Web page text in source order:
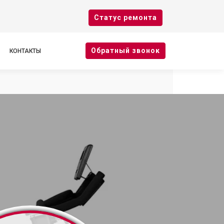
Cтатус ремонта
КОНТАКТЫ Oбратный звонок